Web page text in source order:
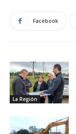
Facebook
La Región